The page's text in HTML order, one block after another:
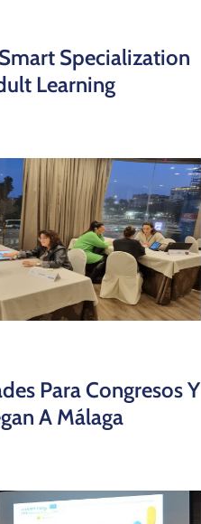
Specialization
Learning
Para Congresos Y
A Málaga